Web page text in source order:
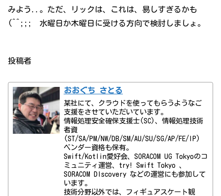
みよう..。ただ、リックは、これは、易しすぎるかも
(^^;;; 水曜日か木曜日に受ける方向で検討しましょ。
投稿者
おおぐち さとる
某社にて、クラウドを使ってもらうようなご
支援をさせていただいています。
情報処理安全確保支援士(SC)、情報処理技術
者資
(ST/SA/PM/NW/DB/SM/AU/SU/SG/AP/FE/IP)
ベンダー資格も保有。
Swift/Kotlin愛好会、SORACOM UG Tokyoのコ
ミュニティ運営、try! Swift Tokyo 、
SORACOM DIscovery などの運営にも参加して
います。
技術分野以外では、フィギュアスケート観